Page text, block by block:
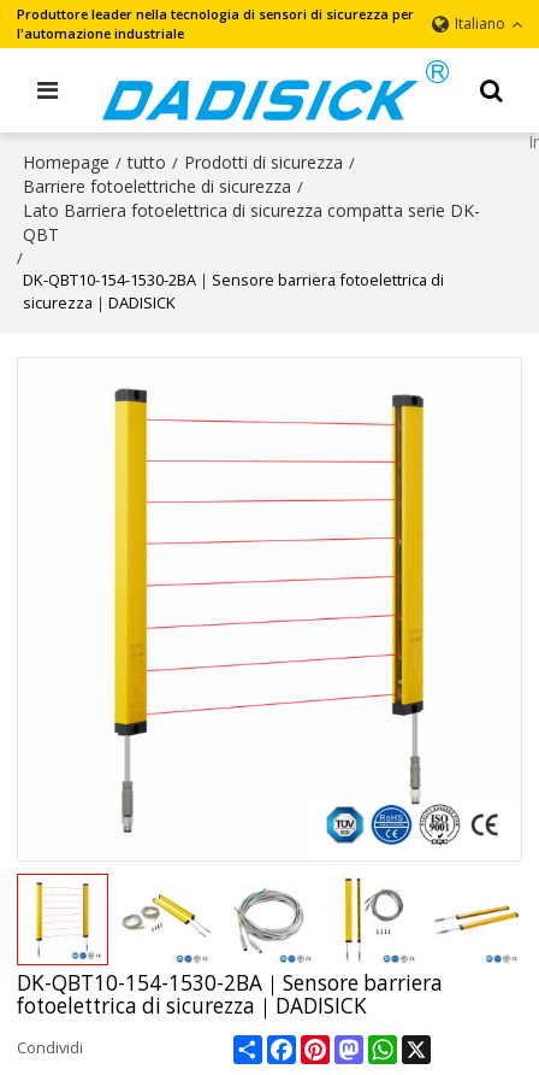
Produttore leader nella tecnologia di sensori di sicurezza per
l'automazione industriale
Italiano
Homepage / tutto / Prodotti di sicurezza /
Barriere fotoelettriche di sicurezza /
Lato Barriera fotoelettrica di sicurezza compatta serie DK-
QBT
/
DK-QBT10-154-1530-2BA｜Sensore barriera fotoelettrica di
sicurezza｜DADISICK
DK-QBT10-154-1530-2BA｜Sensore barriera
fotoelettrica di sicurezza｜DADISICK
Condividi ShareFacebookPinterestMastodonWhatsApp